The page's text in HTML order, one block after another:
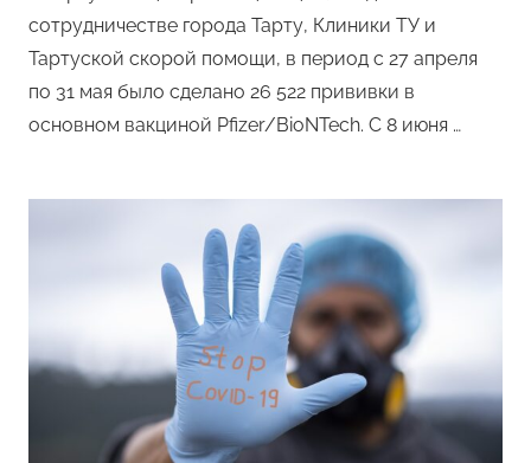
сотрудничестве города Тарту, Клиники ТУ и
Тартуской скорой помощи, в период с 27 апреля
по 31 мая было сделано 26 522 прививки в
основном вакциной Pfizer/BioNTech. С 8 июня …